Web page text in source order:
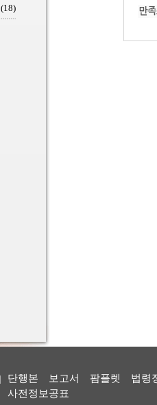
(18)
단행본 보고서 팜플렛
법령
사전정보공표